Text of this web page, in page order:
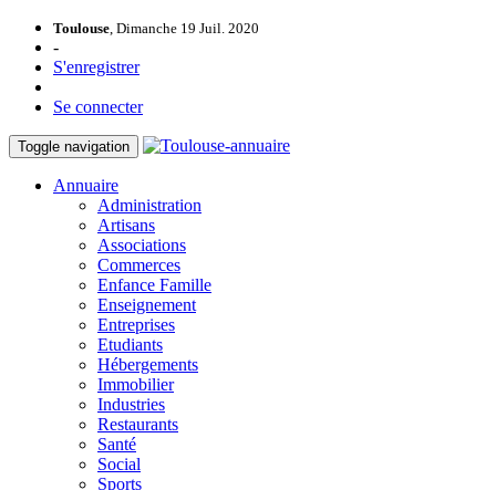
Toulouse, Dimanche 19 Juil. 2020
-
S'enregistrer
Se connecter
Toggle navigation
Annuaire
Administration
Artisans
Associations
Commerces
Enfance Famille
Enseignement
Entreprises
Etudiants
Hébergements
Immobilier
Industries
Restaurants
Santé
Social
Sports